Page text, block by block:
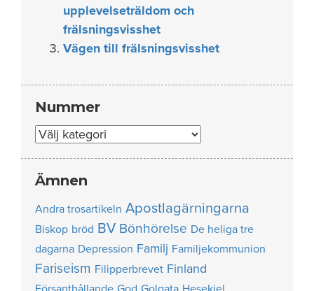
upplevelseträldom och
frälsningsvisshet
Vägen till frälsningsvisshet
Nummer
Nummer
Ämnen
Andra trosartikeln Apostlagärningarna
Biskop bröd BV Bönhörelse De heliga tre
dagarna Depression Familj Familjekommunion
Fariseism Filipperbrevet Finland